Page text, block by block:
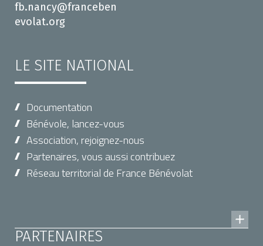
fb.nancy@franceben
evolat.org
LE SITE NATIONAL
Documentation
Bénévole, lancez-vous
Association, rejoignez-nous
Partenaires, vous aussi contribuez
Réseau territorial de France Bénévolat
PARTENAIRES